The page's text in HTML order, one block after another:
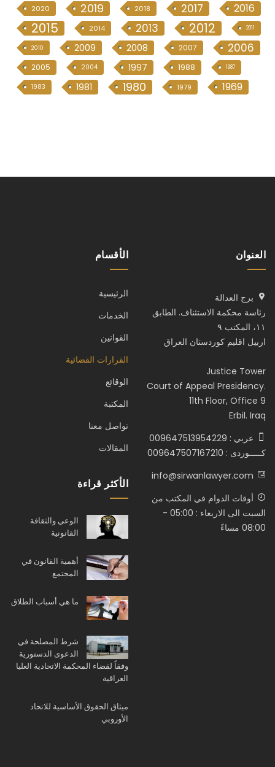
2020 2019 2018 2017 2016
2015 2014 2013 2012 2011
2010 2009 2008 2007 2006
2005 2004 1997 1988 1987
1983 1981 1980 1979 1969
العنوان
برج العدالة
رئاسة محكمة الاستئناف. الطابق
١١، المكتب ٩
اربيل اقليم كوردستان العراق
Justice Tower
Court of Appeal Presidency.
11th Floor, Office 9
Erbil. Iraq
عربي : 009647513954229
كـــــوردى : 009647507167210
info@sirwanlawyer.com
أوقات الدوام في المكتب من
السبت الى الاربعاء : 05:00 -
08:00 مساءً
الأقسام
الرئيسية
الخدمات
القوانين
القرارات القضائية
الوقائع
المكتبة
تواصل معنا
المقالات
الأكثر قراءة
الوعي والثقافة
القانونية
أهمية القانون في
المجتمع
ما هي أسباب الطلاق
شرط المصلحة في
الدعوى الدستورية
وفقاً لقضاء المحكمة الاتحادية العليا
العراقية
ميثاق الحقوق الأساسية للاتحاد
الأوروبي